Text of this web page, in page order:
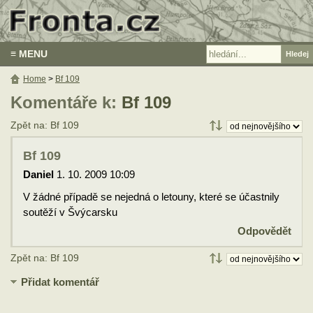
≡ MENU
Komentáře k: Bf 109
Zpět na: Bf 109
Bf 109
Daniel 1. 10. 2009 10:09
V žádné případě se nejedná o letouny, které se účastnily
soutěží v Švýcarsku
Odpovědět
Zpět na: Bf 109
Přidat komentář
Home > Bf 109